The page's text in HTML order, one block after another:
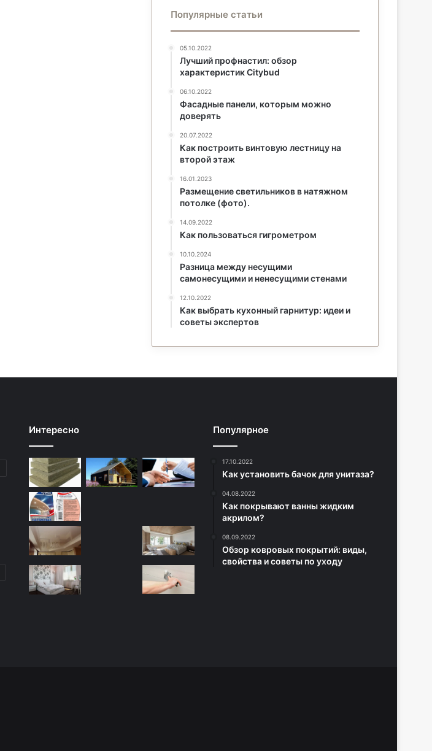
Популярные статьи
05.10.2022
Лучший профнастил: обзор
характеристик Citybud
06.10.2022
Фасадные панели, которым можно
доверять
20.07.2022
Как построить винтовую лестницу на
второй этаж
16.01.2023
Размещение светильников в натяжном
потолке (фото).
14.09.2022
Как пользоваться гигрометром
10.10.2024
Разница между несущими
самонесущими и ненесущими стенами
12.10.2022
Как выбрать кухонный гарнитур: идеи и
советы экспертов
Интересно Популярное
17.10.2022
Как установить бачок для унитаза?
04.08.2022
Как покрывают ванны жидким
акрилом?
08.09.2022
Обзор ковровых покрытий: виды,
свойства и советы по уходу